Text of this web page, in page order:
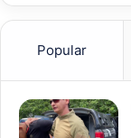
Popular